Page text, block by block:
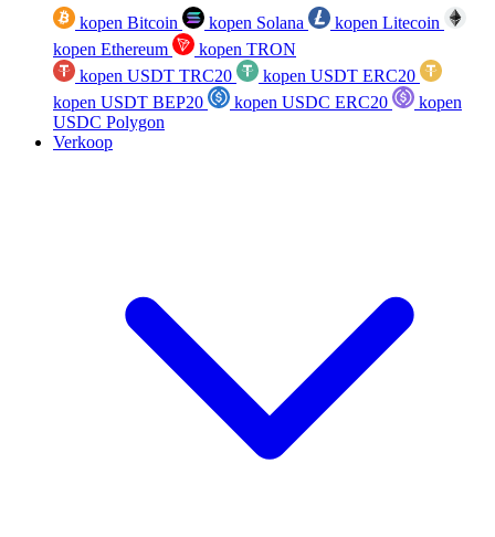
kopen Bitcoin kopen Solana
kopen Litecoin
kopen Ethereum
kopen TRON
kopen USDT TRC20
kopen USDT ERC20
kopen USDT BEP20
kopen USDC ERC20
kopen
USDC Polygon
Verkoop